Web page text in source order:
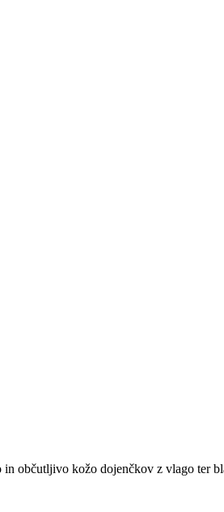
občutljivo kožo dojenčkov z vlago ter